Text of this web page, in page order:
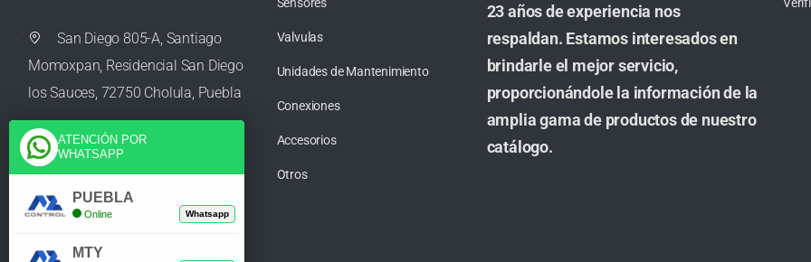
San Diego 805-A, Santiago
Momoxpan, Residencial San Diego
los Sauces, 72750 Cholula, Puebla
ventas@azcontrolpuebla.com
Valvulas
Unidades de Mantenimiento
Conexiones
Accesorios
Otros
23 años de experiencia nos
respaldan. Estamos interesados en
brindarle el mejor servicio,
proporcionándole la información de la
amplia gama de productos de nuestro
catálogo.
ATENCIÓN POR
WHATSAPP
PUEBLA
Online Whatsapp
MTY